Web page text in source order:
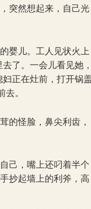
突然想起来，自己光
婴儿。工人见状火上
了。一会儿看见她
正在灶前，打开锅
。
怪脸，鼻尖利齿，
己，嘴上还叼着半个
抄起墙上的利斧，高